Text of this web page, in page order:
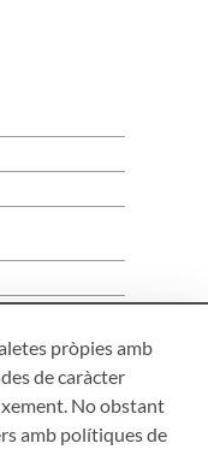
pròpies amb
de caràcter
No obstant
amb polítiques de